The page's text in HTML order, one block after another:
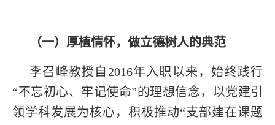
（一）厚植情怀，做立德树人的典范
李召峰教授自2016年入职以来，始终践行
“不忘初心、牢记使命”的理想信念，以党建引
领学科发展为核心，积极推动“支部建在课题